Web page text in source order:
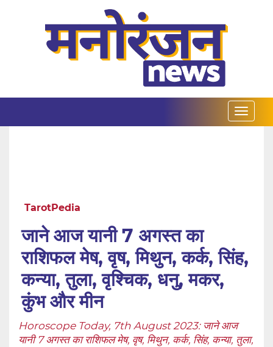
TarotPedia
जाने आज यानी 7 अगस्त का
राशिफल मेष, वृष, मिथुन, कर्क, सिंह,
कन्या, तुला, वृश्चिक, धनु, मकर,
कुंभ और मीन
Horoscope Today, 7th August 2023: जाने आज
यानी 7 अगस्त का राशिफल मेष, वृष, मिथुन, कर्क, सिंह, कन्या, तुला,